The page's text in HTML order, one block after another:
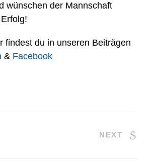
wünschen der Mannschaft
findest du in unseren Beiträgen
& Facebook
NEXT